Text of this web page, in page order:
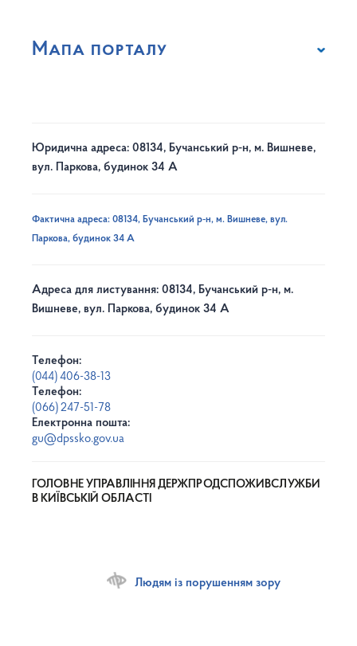
Мапа порталу
Юридична адреса: 08134, Бучанський р-н, м. Вишневе,
вул. Паркова, будинок 34 А
Фактична адреса: 08134, Бучанський р-н, м. Вишневе, вул.
Паркова, будинок 34 А
Адреса для листування: 08134, Бучанський р-н, м.
Вишневе, вул. Паркова, будинок 34 А
Телефон:
(044) 406-38-13
Телефон:
(066) 247-51-78
Електронна пошта:
gu@dpssko.gov.ua
ГОЛОВНЕ УПРАВЛІННЯ ДЕРЖПРОДСПОЖИВСЛУЖБИ
В КИЇВСЬКІЙ ОБЛАСТІ
Людям із порушенням зору